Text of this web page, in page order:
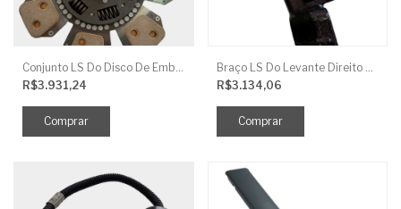
R$3.931,24
R$3.134,06